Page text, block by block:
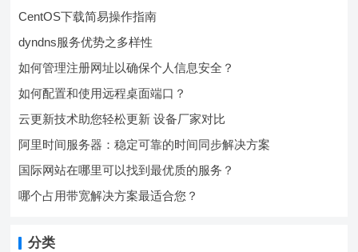
CentOS下载简易操作指南
dyndns服务优势之多样性
如何管理注册网址以确保个人信息安全？
如何配置和使用远程桌面端口？
云更新技术助您轻松更新 设备厂家对比
阿里时间服务器：稳定可靠的时间同步解决方案
国际网站在哪里可以找到最优质的服务？
哪个占用带宽解决方案最适合您？
分类